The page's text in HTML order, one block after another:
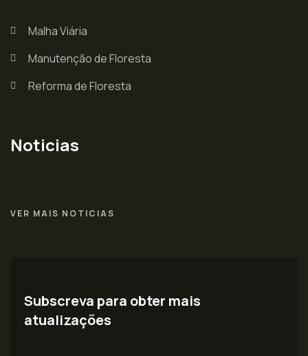
Malha Viária
Manutenção de Floresta
Reforma de Floresta
Noticias
VER MAIS NOTICIAS
Subscreva para obter mais
atualizações